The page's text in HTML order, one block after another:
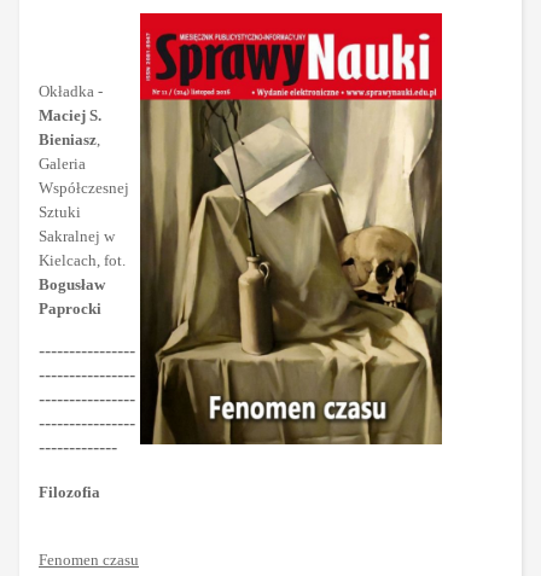
Okładka -
Maciej S.
Bieniasz
Galeria
Współczesnej
Sztuki
Sakralnej w
Kielcach, fot.
Bogusław
Paprocki
----------------
----------------
----------------
----------------
-------------
Filozofia
Fenomen czasu